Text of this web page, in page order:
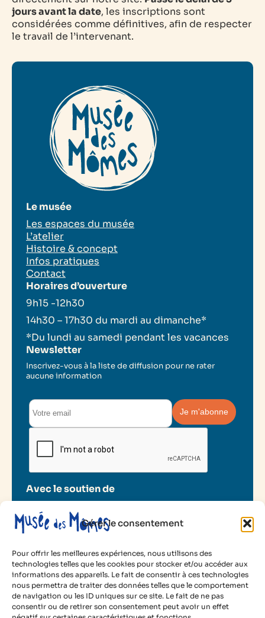
Gérer le consentement
Pour offrir les meilleures expériences, nous utilisons des
technologies telles que les cookies pour stocker et/ou accéder aux
informations des appareils. Le fait de consentir à ces technologies
nous permettra de traiter des données telles que le comportement
de navigation ou les ID uniques sur ce site. Le fait de ne pas
consentir ou de retirer son consentement peut avoir un effet
jours avant la date, les inscriptions sont
considérées comme définitives, afin de respecter
le travail de l’intervenant.
Le musée
Les espaces du musée
L’atelier
Histoire & concept
Infos pratiques
Contact
Horaires d’ouverture
9h15 -12h30
14h30 – 17h30 du mardi au dimanche*
*Du lundi au samedi pendant les vacances
Newsletter
Inscrivez-vous à la liste de diffusion pour ne rater
aucune information
Avec le soutien de
2025 Musée des Mômes
Mentions légales
Politique de cookies